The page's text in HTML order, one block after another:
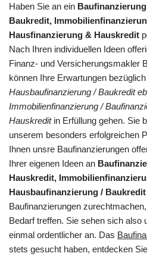
Haben Sie an ein
Baukredit,
Hausfinanzierung & Hauskredit
Nach Ihren individuellen Ideen
Finanz- und Versicherungsmakler
können Ihre Erwartungen bezüglich
Hausbaufinanzierung / Baukredit
Immobilienfinanzierung /
Hauskreditin Erfüllung gehen. Sie
unserem besonders erfolgreichen
Ihnen unsre Baufinanzierungen
Ihrer eigenen Ideen an
Hauskredit,
Hausbaufinanzierung / Baukredit
Baufinanzierungen
Bedarf treffen. Sie sehen sich also
einmal ordentlicher an. Das
stets gesucht haben, entdecken